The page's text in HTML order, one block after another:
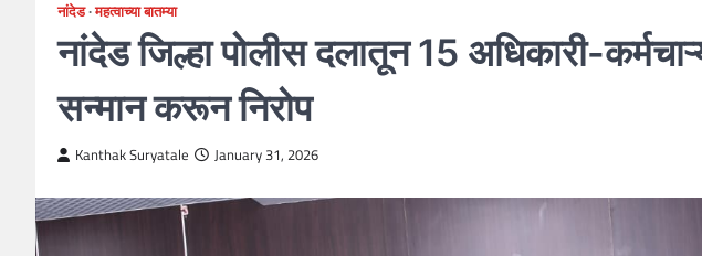
नांदेड महत्वाच्या बातम्या
नांदेड जिल्हा पोलीस दलातून 15 अधिकारी-
सन्मान करून निरोप
Kanthak Suryatale January 31, 2026